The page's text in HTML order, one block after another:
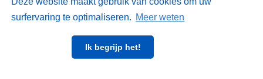
surfervaring te optimaliseren. Meer weten
Ik begrijp het!